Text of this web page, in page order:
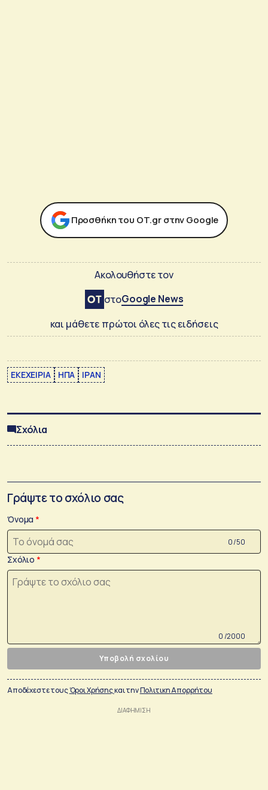
Προσθήκη του ΟΤ.gr στην Google
Ακολουθήστε τον
στοGoogle News
και μάθετε πρώτοι όλες τις ειδήσεις
ΕΚΕΧΕΙΡΙΑ ΗΠΑ ΙΡΑΝ
Σχόλια
Γράψτε το σχόλιο σας
Όνομα
0 /50
Σχόλιο
0 /2000
Υποβολή σχολίου
Αποδέχεστε τουςΌροι Χρήσηςκαι τηνΠολιτικη Απορρήτου